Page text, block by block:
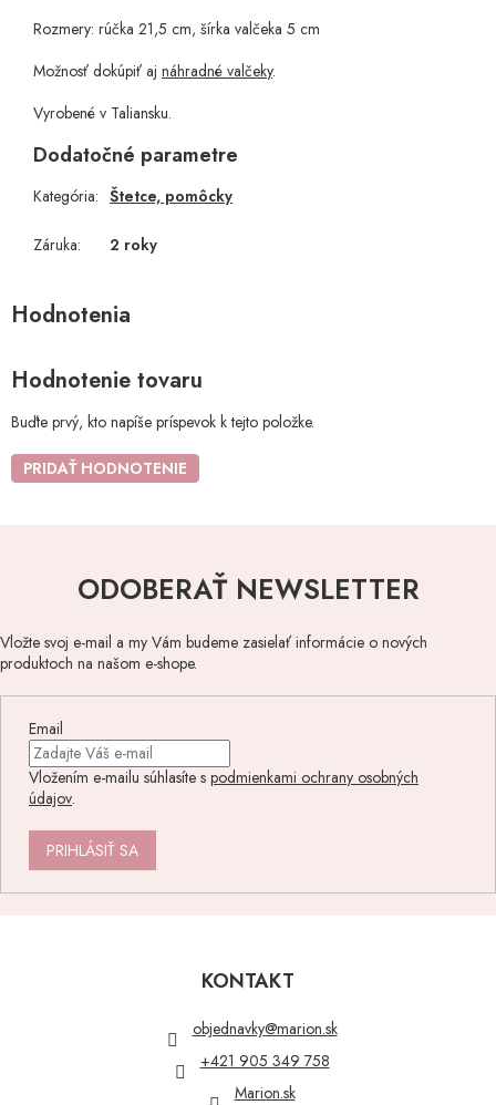
Rozmery: rúčka 21,5 cm, šírka valčeka 5 cm
Možnosť dokúpiť aj náhradné valčeky.
Vyrobené v Taliansku.
Dodatočné parametre
Kategória: Štetce, pomôcky
Záruka: 2 roky
Hodnotenie tovaru
Buďte prvý, kto napíše príspevok k tejto položke.
PRIDAŤ HODNOTENIE
ODOBERAŤ NEWSLETTER
Vložte svoj e-mail a my Vám budeme zasielať informácie o nových
produktoch na našom e-shope.
Email
Vložením e-mailu súhlasíte s podmienkami ochrany osobných
údajov.
PRIHLÁSIŤ SA
KONTAKT
objednavky@marion.sk
+421 905 349 758
Marion.sk